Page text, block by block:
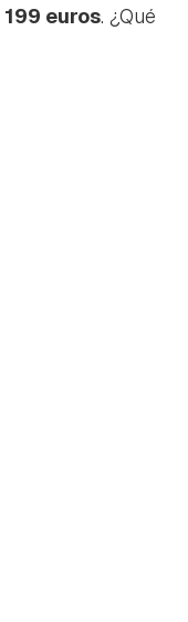
199 euros. ¿Qué